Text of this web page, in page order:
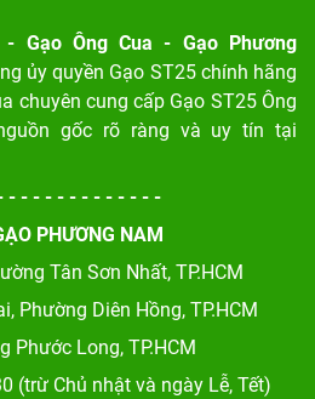
Gạo Ông Cua - Gạo Phương
ủy quyền Gạo ST25 chính hãng
chuyên cung cấp Gạo ST25 Ông
gốc rõ ràng và uy tín tại
- - - - - - - - - - - - -
PHƯƠNG NAM
ờng Tân Sơn Nhất, TP.HCM
Phường Diên Hồng, TP.HCM
Phước Long, TP.HCM
(trừ Chủ nhật và ngày Lễ, Tết)